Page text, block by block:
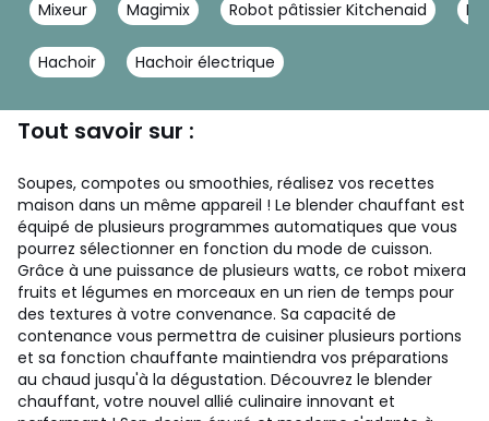
Mixeur Magimix Robot pâtissier Kitchenaid
Hachoir Hachoir électrique
Tout savoir sur :
Soupes, compotes ou smoothies, réalisez vos recettes
maison dans un même appareil ! Le blender chauffant est
équipé de plusieurs programmes automatiques que vous
pourrez sélectionner en fonction du mode de cuisson.
Grâce à une puissance de plusieurs watts, ce robot mixera
fruits et légumes en morceaux en un rien de temps pour
des textures à votre convenance. Sa capacité de
contenance vous permettra de cuisiner plusieurs portions
et sa fonction chauffante maintiendra vos préparations
au chaud jusqu'à la dégustation. Découvrez le blender
chauffant, votre nouvel allié culinaire innovant et